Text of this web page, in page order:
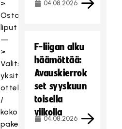
>
Osta
liput
—
>
Valitse
yksittäinen
ottelu
/
koko
paketti.
04.08.2026
F-liigan alku
häämöttää:
Avauskierrok
set syyskuun
toisella
viikolla
04.08.2026